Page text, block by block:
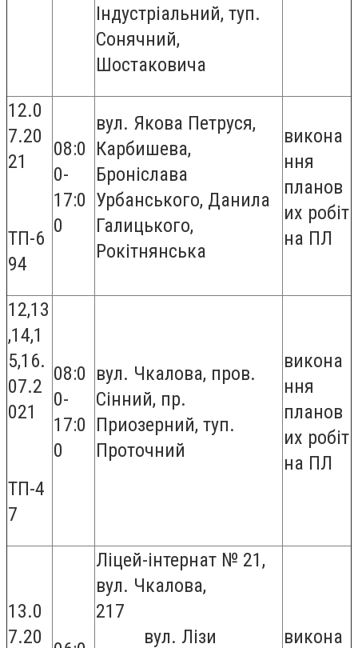
Індустріальний, туп.
Сонячний,
Шостаковича
12.0
7.20
21
ТП-6
94
08:0
0-
17:0
0
вул. Якова Петруся,
Карбишева,
Броніслава
Урбанського, Данила
Галицького,
Рокітнянська
викона
ння
планов
их робіт
на ПЛ
12,13
,14,1
5,16.
07.2
021
ТП-4
7
08:0
0-
17:0
0
вул. Чкалова, пров.
Сінний, пр.
Приозерний, туп.
Проточний
викона
ння
планов
их робіт
на ПЛ
13.0
7.20
Ліцей-інтернат № 21,
вул. Чкалова,
217
вул. Лізи
викона